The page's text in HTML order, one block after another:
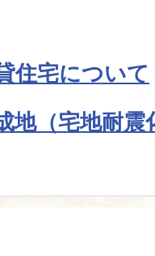
住宅について
地（宅地耐